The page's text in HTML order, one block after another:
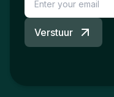
Verstuur